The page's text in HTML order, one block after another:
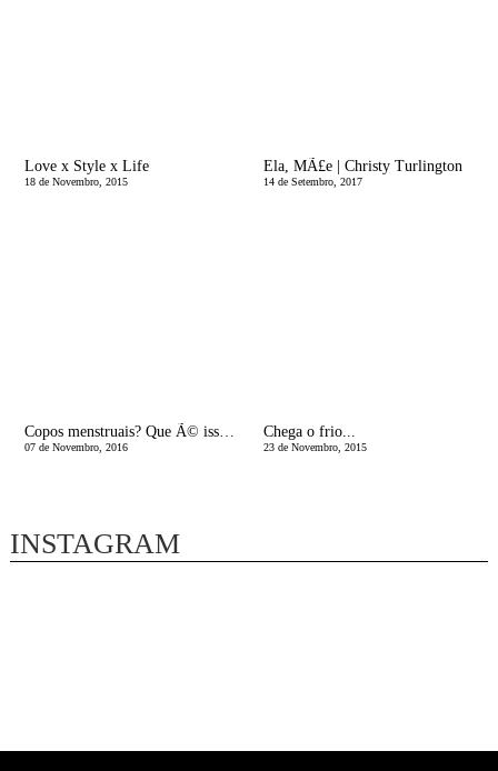
Love x Style x Life
18 de Novembro, 2015
Ela, MÃ£e | Christy Turlington
14 de Setembro, 2017
Copos menstruais? Que Ã© isso? Saiba e ganhe um!
07 de Novembro, 2016
Chega o frio...
23 de Novembro, 2015
INSTAGRAM